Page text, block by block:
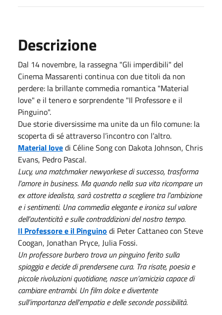
Descrizione
Dal 14 novembre, la rassegna "Gli imperdibili" del
Cinema Massarenti continua con due titoli da non
perdere: la brillante commedia romantica "Material
love" e il tenero e sorprendente "Il Professore e il
Pinguino".
Due storie diversissime ma unite da un filo comune: la
scoperta di sé attraverso l’incontro con l’altro.
Material lovedi Céline Song con Dakota Johnson, Chris
Evans, Pedro Pascal.
Lucy, una matchmaker newyorkese di successo, trasforma
l’amore in business. Ma quando nella sua vita ricompare un
ex attore idealista, sarà costretta a scegliere tra l’ambizione
e i sentimenti. Una commedia elegante e ironica sul valore
dell’autenticità e sulle contraddizioni del nostro tempo.
Il Professore e il Pinguino di Peter Cattaneo con Steve
Coogan, Jonathan Pryce, Julia Fossi.
Un professore burbero trova un pinguino ferito sulla
spiaggia e decide di prendersene cura. Tra risate, poesia e
piccole rivoluzioni quotidiane, nasce un’amicizia capace di
cambiare entrambi. Un film dolce e divertente
sull’importanza dell’empatia e delle seconde possibilità.